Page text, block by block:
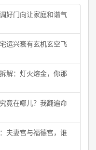
好门向让家庭和谐气
运兴衰有玄机玄空飞
解：灯火熔金，你那
竟在哪儿？我翻遍命
夫妻宫与福德宫，谁